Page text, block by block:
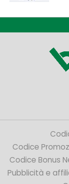
Codice
Codice Bonus
Pubblicità e